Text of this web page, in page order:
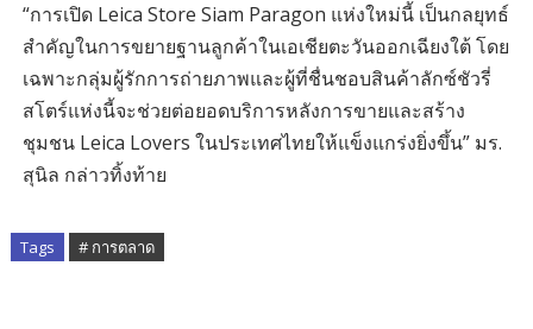
“การเปิด Leica Store Siam Paragon แห่งใหม่นี้ เป็นกลยุทธ์
สำคัญในการขยายฐานลูกค้าในเอเชียตะวันออกเฉียงใต้ โดย
เฉพาะกลุ่มผู้รักการถ่ายภาพและผู้ที่ชื่นชอบสินค้าลักซ์ชัวรี่
สโตร์แห่งนี้จะช่วยต่อยอดบริการหลังการขายและสร้าง
ชุมชน Leica Lovers ในประเทศไทยให้แข็งแกร่งยิ่งขึ้น” มร.
สุนิล กล่าวทิ้งท้าย
Tags # การตลาด